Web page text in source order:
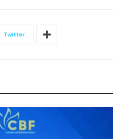
Twitter